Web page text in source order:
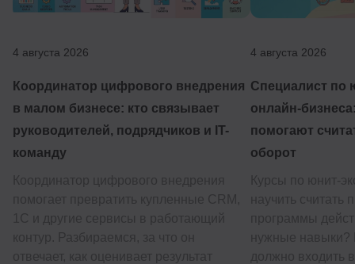
4 августа 2026
Координатор цифрового внедрения
в малом бизнесе: кто связывает
руководителей, подрядчиков и IT-
команду
4 августа 2026
Специалист по
онлайн-
помогают
оборот